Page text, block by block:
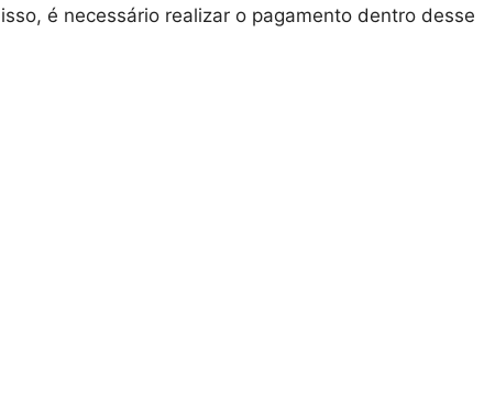
é necessário realizar o pagamento dentro desse